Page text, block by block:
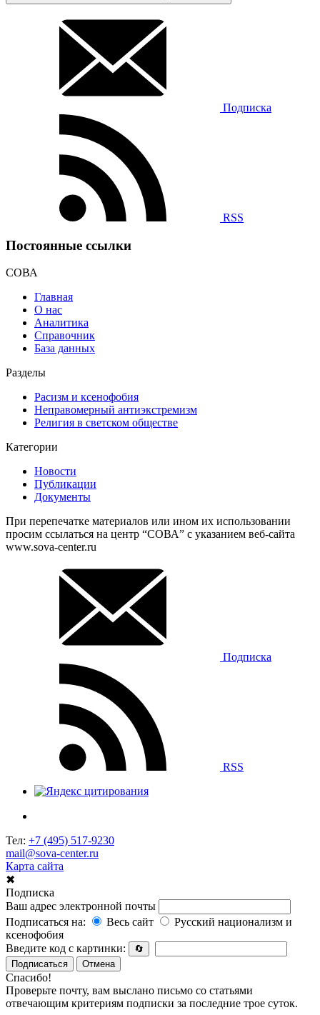
Подписка
RSS
Постоянные ссылки
СОВА
Главная
О нас
Аналитика
Справочник
База данных
Разделы
Расизм и ксенофобия
Неправомерный антиэкстремизм
Религия в светском обществе
Категории
Новости
Публикации
Документы
При перепечатке материалов или ином их использовании
просим ссылаться на центр “СОВА” с указанием веб-сайта
www.sova-center.ru
Подписка
RSS
Тел: +7 (495) 517-9230
mail@sova-center.ru
Карта сайта
✖
Подписка
Ваш адрес электронной почты
Подписаться на:
Весь сайт
Русский национализм и
ксенофобия
Введите код с картинки:
🔄
Подписаться
Отмена
Спасибо!
Проверьте почту, вам выслано письмо со статьями
отвечающим критериям подписки за последние трое суток.